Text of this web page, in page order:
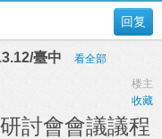
回复
臺中
看全部
楼主
收藏
討會會議議程